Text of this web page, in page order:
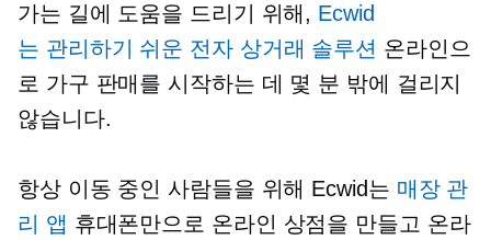
가는 길에 도움을 드리기 위해, Ecwid
는 관리하기 쉬운 전자 상거래 솔루션 온라인으
로 가구 판매를 시작하는 데 몇 분 밖에 걸리지
않습니다.
항상 이동 중인 사람들을 위해 Ecwid는 매장 관
리 앱 휴대폰만으로 온라인 상점을 만들고 온라